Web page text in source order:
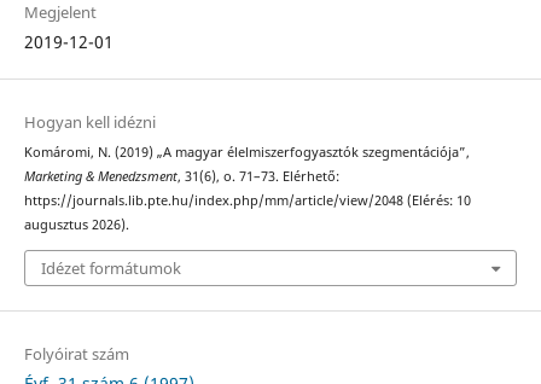
Megjelent
2019-12-01
Hogyan kell idézni
Komáromi, N. (2019) „A magyar élelmiszerfogyasztók szegmentációja”,
Marketing & Menedzsment, 31(6), o. 71–73. Elérhető:
https://journals.lib.pte.hu/index.php/mm/article/view/2048 (Elérés: 10
augusztus 2026).
Idézet formátumok
Folyóirat szám